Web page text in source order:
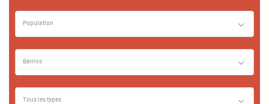
Population
Barrios
Tous les types